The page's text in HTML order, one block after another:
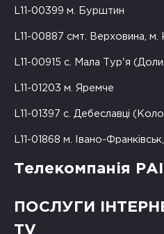
L11-00399 м. Бурштин
L11-00887 смт. Верховина, м.
L11-00915 с. Мала Тур'я
L11-01203 м. Яремче
L11-01397 с. Дебеславці
L11-01868 м. Івано-
Телекомпанія РАІ
ПОСЛУГИ
TV